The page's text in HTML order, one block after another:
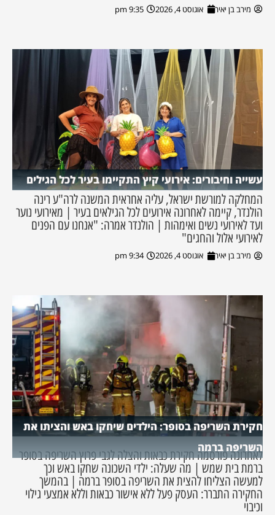
מירב בן יאיר אוגוסט 4, 2026 9:35 pm
עשייה וחיבורים: אירועי קיץ התקיימו בעיר לכל הגילים
המחלקה למורשת ישראל, עליה אחראית המשנה לרה"ע רינה
הולנדר, קיימה לאחרונה אירועים לכל הגילאים בעיר | מאירועי נוער
ועד לאירועי נשים ואימהות | הולנדר אמרה: "אנחנו עם הפנים
לאירועי אלול והחגים"
מירב בן יאיר אוגוסט 4, 2026 9:34 pm
חקירת השריפה בסופר: הילדים שיחקו באש והציתו את
השריפה ברמה
לאחרונה פורסמה חקירת כבאות והצלה לגבי פרוץ השריפה בסופר
ברמת בית שמש | מה שעלה: ילדי השכונה שחקו באש וכך
למעשה הצליחו להצית את השריפה בסופר ברמה | בהמשך
החקירה התברר: העסק פעל ללא אישור כבאות וללא אמצעי גילוי
וכיבוי